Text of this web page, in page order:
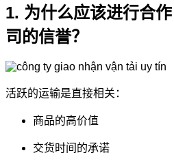
1. 为什么应该进行合
司的信誉？
活跃的运输是直接相关：
商品的高价值
交货时间的承诺